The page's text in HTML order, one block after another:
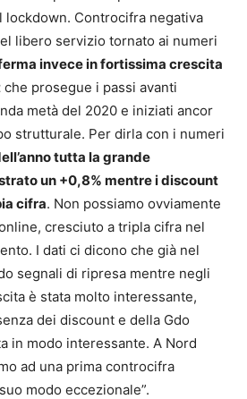
lockdown. Controcifra negativa
libero servizio tornato ai numeri
invece in fortissima crescita
che prosegue i passi avanti
metà del 2020 e iniziati ancor
strutturale. Per dirla con i numeri
tutta la grande
un +0,8% mentre i discount
cifra. Non possiamo ovviamente
cresciuto a tripla cifra nel
I dati ci dicono che già nel
segnali di ripresa mentre negli
è stata molto interessante,
dei discount e della Gdo
in modo interessante. A Nord
ad una prima controcifra
modo eccezionale”.